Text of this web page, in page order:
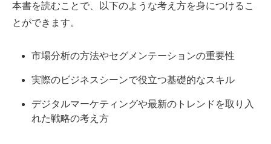
本書を読むことで、以下のような考え方を身につけるこ
とができます。
市場分析の方法やセグメンテーションの重要性
実際のビジネスシーンで役立つ基礎的なスキル
デジタルマーケティングや最新のトレンドを取り入
れた戦略の考え方